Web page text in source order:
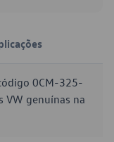
0CM-325-
VW genuínas na